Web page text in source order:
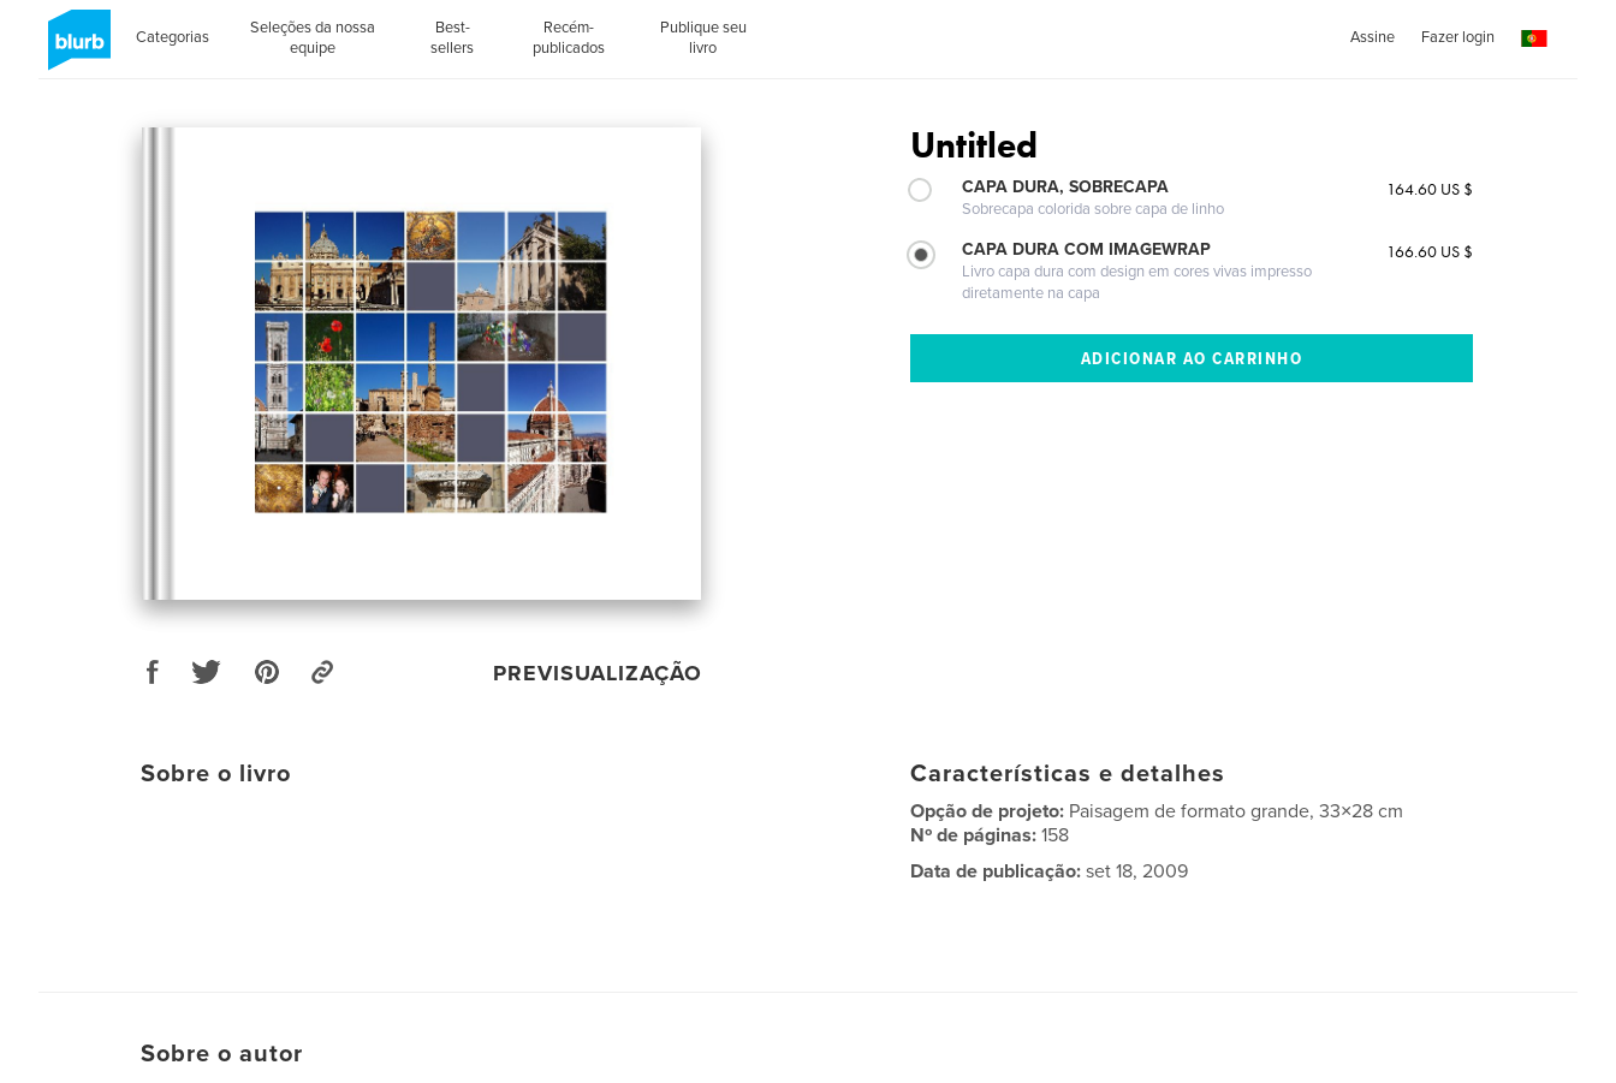
Categorias
Seleções da nossa
equipe
Best-
sellers
Recém-
publicados
Publique seu
livro
Assine Fazer login
PREVISUALIZAÇÃO
Untitled
CAPA DURA, SOBRECAPA
Sobrecapa colorida sobre capa de linho
164.60 US $
CAPA DURA COM IMAGEWRAP
Livro capa dura com design em cores vivas impresso
diretamente na capa
166.60 US $
Sobre o livro Características e detalhes
Opção de projeto: Paisagem de formato grande, 33×28 cm
Nº de páginas:158
Data de publicação: set 18, 2009
Sobre o autor